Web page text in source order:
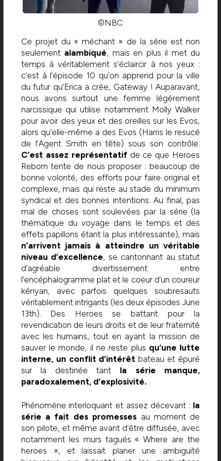
©NBC
Ce projet du « méchant » de la série est non
seulement alambiqué, mais en plus il met du
temps à véritablement s’éclaircir à nos yeux :
c’est à l’épisode 10 qu’on apprend pour la ville
du futur qu’Erica a crée, Gateway ! Auparavant,
nous avons surtout une femme légèrement
narcissique qui utilise notamment Molly Walker
pour avoir des yeux et des oreilles sur les Evos,
alors qu’elle-même a des Evos (Harris le resucé
de l’Agent Smith en tête) sous son contrôle.
C’est assez représentatifde ce que Heroes
Reborn tente de nous proposer : beaucoup de
bonne volonté, des efforts pour faire original et
complexe, mais qui reste au stade du minimum
syndical et des bonnes intentions. Au final, pas
mal de choses sont soulevées par la série (la
thématique du voyage dans le temps et des
effets papillons étant la plus intéressante), mais
n’arrivent jamais à atteindre un véritable
niveau d’excellence, se cantonnant au statut
d’agréable divertissement entre
l’encéphalogramme plat et le coeur d’un coureur
kényan, avec parfois quelques soubresauts
véritablement intrigants (les deux épisodes June
13th). Des Heroes se battant pour la
revendication de leurs droits et de leur fraternité
avec les humains, tout en ayant la mission de
sauver le monde, il ne reste plus qu’une lutte
interne, un conflit d’intérêt bateau et épuré
sur la destinée tant la série manque,
paradoxalement, d’explosivité.
Phénomène interloquant et assez décevant : la
série a fait des promesses au moment de
son pilote, et même avant d’être diffusée, avec
notamment les murs tagués « Where are the
heroes », et laissait planer une ambiguïté